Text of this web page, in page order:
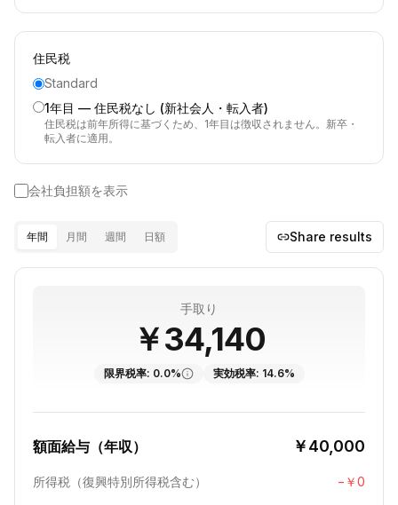
住民税
Standard
1年目 — 住民税なし (新社会人・転入者)
住民税は前年所得に基づくため、1年目は徴収されません。新卒・
転入者に適用。
会社負担額を表示
年間 月間 週間 日額 Share results
手取り
￥34,140
限界税率: 0.0% 実効税率: 14.6%
額面給与（年収） ￥40,000
所得税（復興特別所得税含む） −￥0